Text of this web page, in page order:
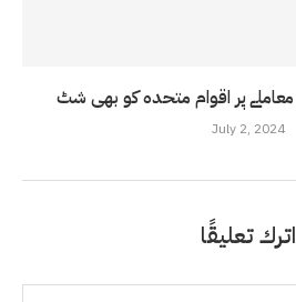
July 2, 2024
اترك تعليقًا